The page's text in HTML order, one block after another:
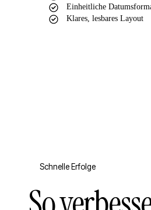
Einheitliche
Klares, lesbares Layout
Schnelle Erfolge